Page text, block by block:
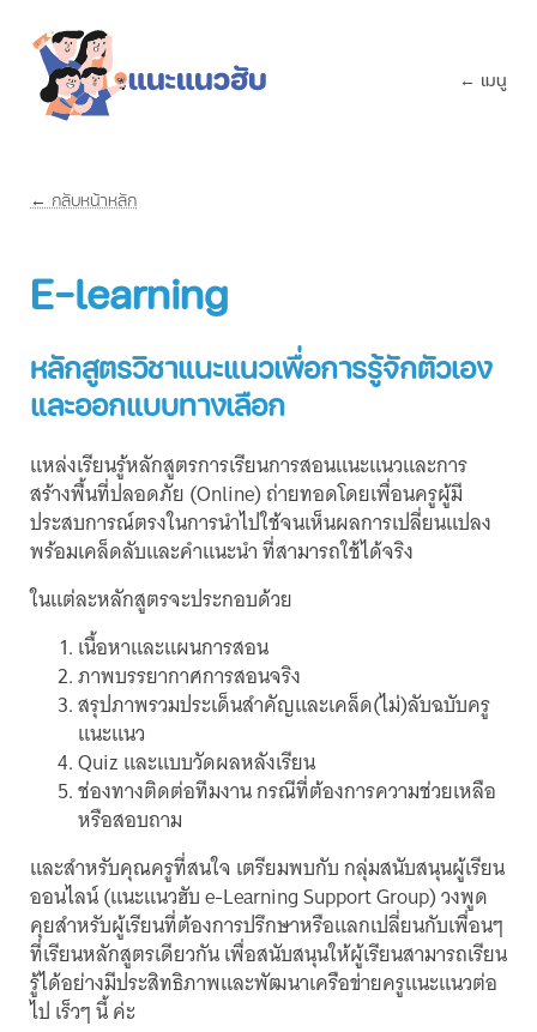
← เมนู
← กลับหน้าหลัก
E-learning
หลักสูตรวิชาแนะแนวเพื่อการรู้จักตัวเอง
และออกแบบทางเลือก
แหล่งเรียนรู้หลักสูตรการเรียนการสอนแนะแนวและการ
สร้างพื้นที่ปลอดภัย (Online) ถ่ายทอดโดยเพื่อนครูผู้มี
ประสบการณ์ตรงในการนำไปใช้จนเห็นผลการเปลี่ยนแปลง
พร้อมเคล็ดลับและคำแนะนำ ที่สามารถใช้ได้จริง
ในแต่ละหลักสูตรจะประกอบด้วย
เนื้อหาและแผนการสอน
ภาพบรรยากาศการสอนจริง
สรุปภาพรวมประเด็นสำคัญและเคล็ด(ไม่)ลับฉบับครู
แนะแนว
Quiz และแบบวัดผลหลังเรียน
ช่องทางติดต่อทีมงาน กรณีที่ต้องการความช่วยเหลือ
หรือสอบถาม
และสำหรับคุณครูที่สนใจ เตรียมพบกับ กลุ่มสนับสนุนผู้เรียน
ออนไลน์ (แนะแนวฮับ e-Learning Support Group) วงพูด
คุยสำหรับผู้เรียนที่ต้องการปรึกษาหรือแลกเปลี่ยนกับเพื่อนๆ
ที่เรียนหลักสูตรเดียวกัน เพื่อสนับสนุนให้ผู้เรียนสามารถเรียน
รู้ได้อย่างมีประสิทธิภาพและพัฒนาเครือข่ายครูแนะแนวต่อ
ไป เร็วๆ นี้ ค่ะ